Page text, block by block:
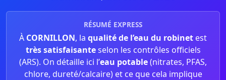
RÉSUMÉ EXPRESS
À CORNILLON, la qualité de l’eau du robinet est
très satisfaisanteselon les contrôles officiels
(ARS). On détaille ici l’eau potable(nitrates, PFAS,
chlore, dureté/calcaire) et ce que cela implique